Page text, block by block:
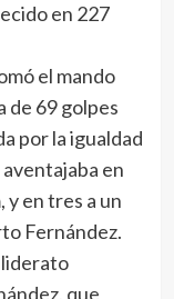
en 227
el mando
de 69 golpes
por la igualdad
en
y en tres a un
Fernández.
liderato
que